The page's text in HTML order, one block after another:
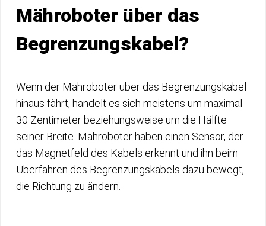
Mähroboter über das
Begrenzungskabel?
Wenn der Mähroboter über das Begrenzungskabel
hinaus fährt, handelt es sich meistens um maximal
30 Zentimeter beziehungsweise um die Hälfte
seiner Breite. Mähroboter haben einen Sensor, der
das Magnetfeld des Kabels erkennt und ihn beim
Überfahren des Begrenzungskabels dazu bewegt,
die Richtung zu ändern.